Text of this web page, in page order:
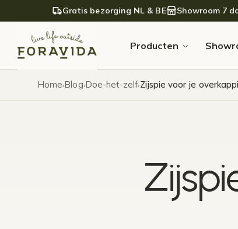
Verder naar navigatie
Ga naar de inhoudGratis bezorging NL & BE Showroom 7
Producten
Home›Blog›Doe-het-zelf›Zijspie voor je